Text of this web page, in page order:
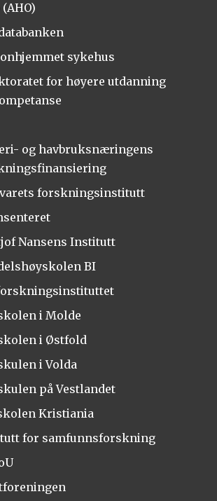
sykehus
for høyere utdanning
og havbruksnæringens
forskningsinstitutt
Nansens Institutt
BI
i Molde
i Østfold
i Volda
på Vestlandet
Kristiania
for samfunnsforskning